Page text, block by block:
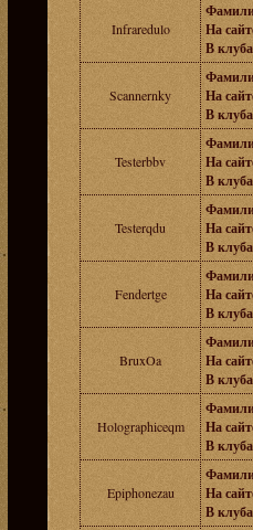
Infraredulo
На
В
Scannernky
На
В
Testerbbv
На
В
Testerqdu
На
В
Fendertge
На
В
BruxOa
На
В
Holographiceqm
На
В
Epiphonezau
На
В